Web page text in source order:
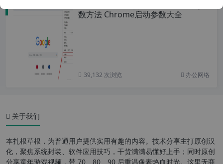
数方法 Chrome启动参数大全
39,132 次浏览 办公网络
关于我们
本扎根草根，为普通用户提供实用有趣的内容。技术分享主打原创汉
化，聚焦系统封装、软件应用技巧，干货满满易懂好上手；同时原创
分享童年游戏视频，带 70、80、90 后重温像素热血时光。这里无商